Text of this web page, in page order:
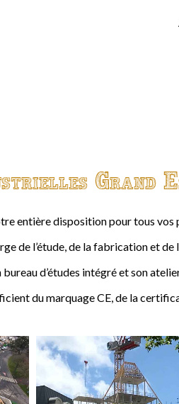
Grand
entière disposition pour tous
de l’étude, de la fabrication et
d’études intégré et son
du marquage CE, de la